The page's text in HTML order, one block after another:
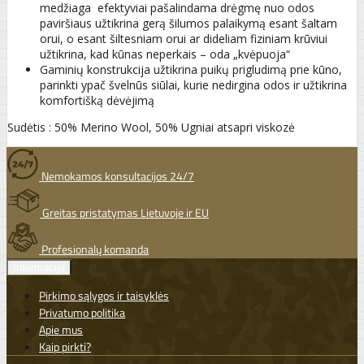
medžiaga efektyviai pašalindama drėgmę nuo odos
paviršiaus užtikrina gerą šilumos palaikymą esant šaltam
orui, o esant šiltesniam orui ar dideliam fiziniam krūviui
užtikrina, kad kūnas neperkais – oda „kvėpuoja“
Gaminių konstrukcija užtikrina puikų prigludimą prie kūno,
parinkti ypač švelnūs siūlai, kurie nedirgina odos ir užtikrina
komfortišką dėvėjimą
Sudėtis : 50% Merino Wool, 50% Ugniai atsapri viskozė
Nemokamos konsultacijos 24/7
Greitas pristatymas Lietuvoje ir EU
Profesionalų komanda
Pirkimo sąlygos ir taisyklės
Privatumo politika
Apie mus
Kaip pirkti?